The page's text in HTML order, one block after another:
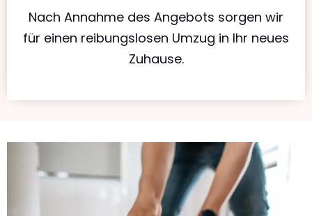
Nach Annahme des Angebots sorgen wir
für einen reibungslosen Umzug in Ihr neues
Zuhause.